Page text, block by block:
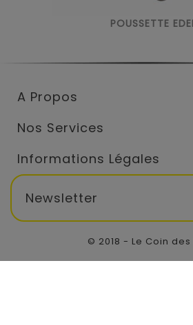
POUSSETTE
A Propos
Nos Services
Informations Légales
Newsletter
© 2018 - Le Coin des